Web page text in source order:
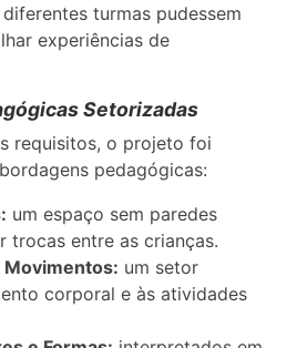
turmas pudessem
experiências de
Setorizadas
requisitos, o projeto foi
pedagógicas:
um espaço sem paredes
trocas entre as crianças.
Movimentos: um setor
corporal e às atividades